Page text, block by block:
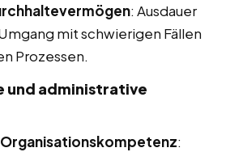
: Ausdauer
mit schwierigen Fällen
Prozessen.
und administrative
Organisationskompetenz: